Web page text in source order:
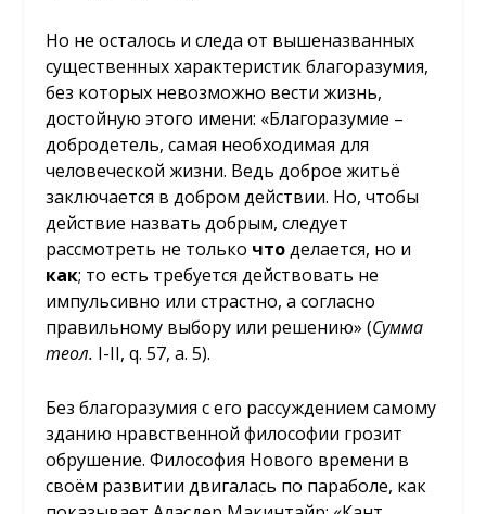
Но не осталось и следа от вышеназванных
существенных характеристик благоразумия,
без которых невозможно вести жизнь,
достойную этого имени: «Благоразумие –
добродетель, самая необходимая для
человеческой жизни. Ведь доброе житьё
заключается в добром действии. Но, чтобы
действие назвать добрым, следует
рассмотреть не только чтоделается, но и
как; то есть требуется действовать не
импульсивно или страстно, а согласно
правильному выбору или решению» (Сумма
теол. I-II, q. 57, a. 5).
Без благоразумия с его рассуждением самому
зданию нравственной философии грозит
обрушение. Философия Нового времени в
своём развитии двигалась по параболе, как